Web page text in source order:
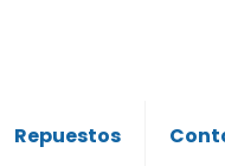
Repuestos